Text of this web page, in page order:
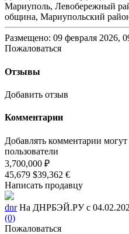
Мариуполь, Левобережный
община, Мариупольский
Размещено: 09 февраля 2026,
Пожаловаться
Отзывы
Добавить отзыв
Комментарии
Добавлять комментарии
пользователи
3,700,000 ₽
45,679 $39,362 €
Написать продавцу
dnr На ДНРБЭЙ.РУ с
(0)
Пожаловаться